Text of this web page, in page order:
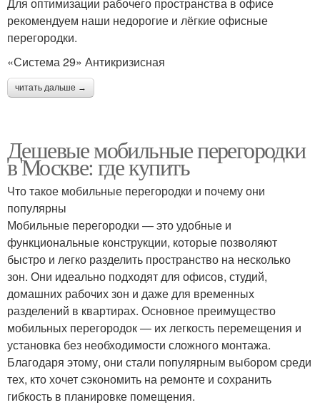
рекомендуем наши недорогие и лёгкие офисные
перегородки.
«Система 29» Антикризисная
читать дальше →
Дешевые мобильные перегородки
в Москве: где купить
Что такое мобильные перегородки и почему они
популярны
Мобильные перегородки — это удобные и
функциональные конструкции, которые позволяют
быстро и легко разделить пространство на несколько
зон. Они идеально подходят для офисов, студий,
домашних рабочих зон и даже для временных
разделений в квартирах. Основное преимущество
мобильных перегородок — их легкость перемещения и
установка без необходимости сложного монтажа.
Благодаря этому, они стали популярным выбором среди
тех, кто хочет сэкономить на ремонте и сохранить
гибкость в планировке помещения.